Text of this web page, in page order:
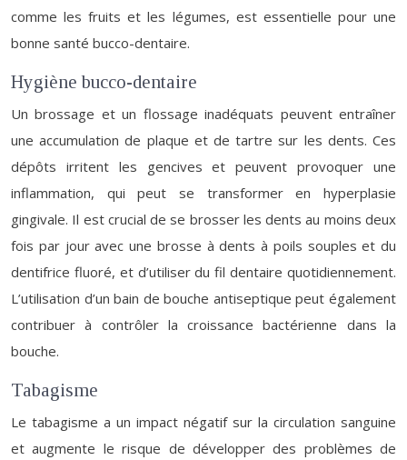
comme les fruits et les légumes, est essentielle pour une
bonne santé bucco-dentaire.
Hygiène bucco-dentaire
Un brossage et un flossage inadéquats peuvent entraîner
une accumulation de plaque et de tartre sur les dents. Ces
dépôts irritent les gencives et peuvent provoquer une
inflammation, qui peut se transformer en hyperplasie
gingivale. Il est crucial de se brosser les dents au moins deux
fois par jour avec une brosse à dents à poils souples et du
dentifrice fluoré, et d’utiliser du fil dentaire quotidiennement.
L’utilisation d’un bain de bouche antiseptique peut également
contribuer à contrôler la croissance bactérienne dans la
bouche.
Tabagisme
Le tabagisme a un impact négatif sur la circulation sanguine
et augmente le risque de développer des problèmes de